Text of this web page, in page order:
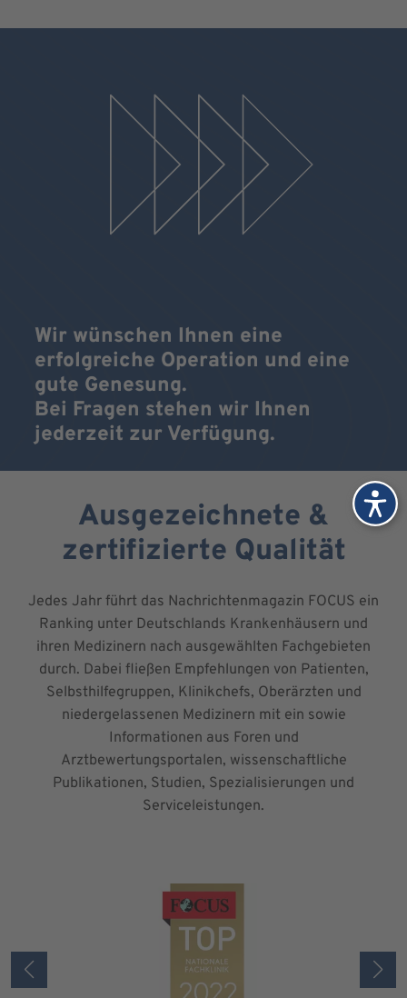
Wir wünschen Ihnen eine
erfolgreiche Operation und eine
gute Genesung.
Bei Fragen stehen wir Ihnen
jederzeit zur Verfügung.
Ausgezeichnete &
zertifizierte Qualität
Jedes Jahr führt das Nachrichtenmagazin FOCUS ein
Ranking unter Deutschlands Krankenhäusern und
ihren Medizinern nach ausgewählten Fachgebieten
durch. Dabei fließen Empfehlungen von Patienten,
Selbsthilfegruppen, Klinikchefs, Oberärzten und
niedergelassenen Medizinern mit ein sowie
Informationen aus Foren und
Arztbewertungsportalen, wissenschaftliche
Publikationen, Studien, Spezialisierungen und
Serviceleistungen.